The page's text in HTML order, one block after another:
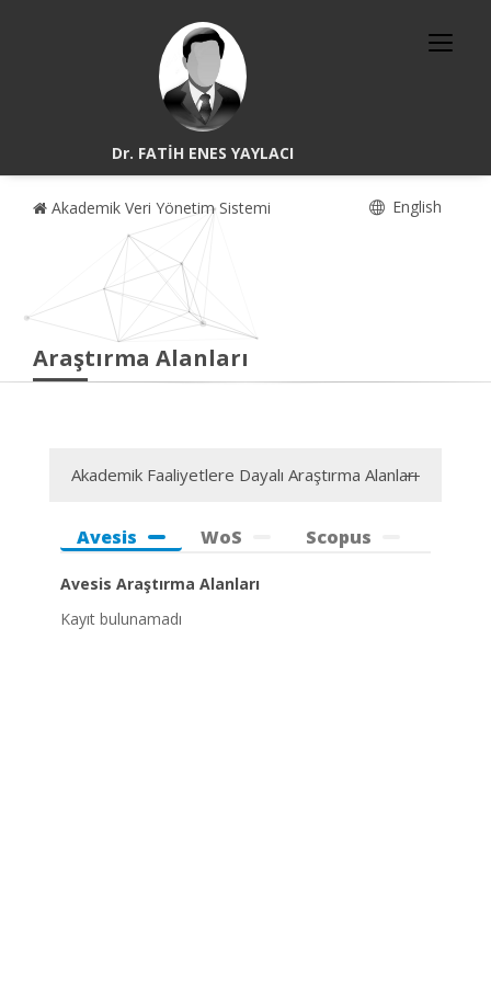
Dr. FATİH ENES YAYLACI
Akademik Veri Yönetim Sistemi English
Araştırma Alanları
Akademik Faaliyetlere Dayalı Araştırma Alanları
Avesis WoS Scopus
Avesis Araştırma Alanları
Kayıt bulunamadı